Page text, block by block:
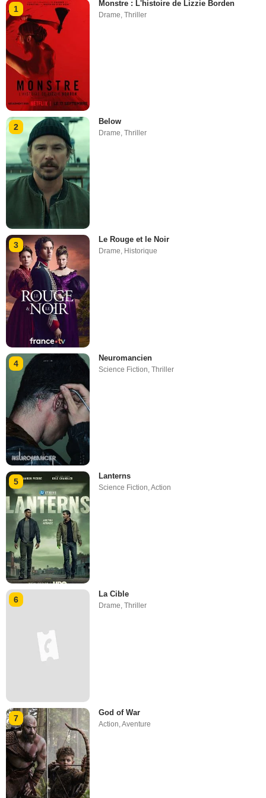
1
Monstre : L'histoire de Lizzie Borden
Drame ,Thriller
2
Below
Drame,Thriller
3
Le Rouge et le Noir
Drame, Historique
4
Neuromancien
Science Fiction ,Thriller
5
Lanterns
Science Fiction,Action
6
La Cible
Drame,Thriller
7
God of War
Action ,Aventure